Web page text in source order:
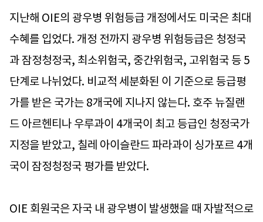
지난해 OIE의 광우병 위험등급 개정에서도 미국은 최대
수혜를 입었다. 개정 전까지 광우병 위험등급은 청정국
과 잠정청정국, 최소위험국, 중간위험국, 고위험국 등 5
단계로 나뉘었다. 비교적 세분화된 이 기준으로 등급평
가를 받은 국가는 8개국에 지나지 않는다. 호주 뉴질랜
드 아르헨티나 우루과이 4개국이 최고 등급인 청정국가
지정을 받았고, 칠레 아이슬란드 파라과이 싱가포르 4개
국이 잠정청정국 평가를 받았다.
OIE 회원국은 자국 내 광우병이 발생했을 때 자발적으로